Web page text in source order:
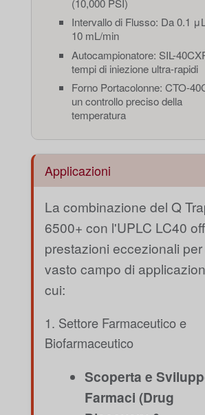
Intervallo di Flusso: Da 0.1
10 mL/min
Autocampionatore: SIL-
tempi di iniezione ultra-rapidi
Forno Portacolonne: CTO-
un controllo preciso della
temperatura
Applicazioni
La combinazione del Q
6500+ con l'UPLC LC40
prestazioni eccezionali
vasto campo di
cui:
1. Settore Farmaceutico e
Biofarmaceutico
Scoperta e
Farmaci (Drug